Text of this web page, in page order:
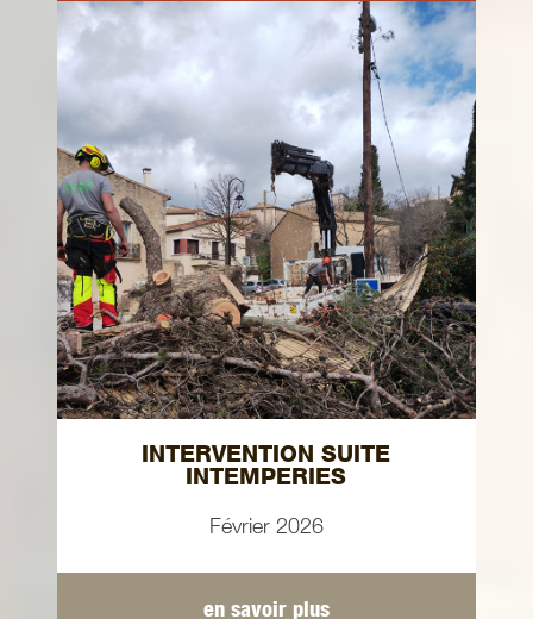
INTERVENTION SUITE
INTEMPERIES
Février 2026
en savoir plus